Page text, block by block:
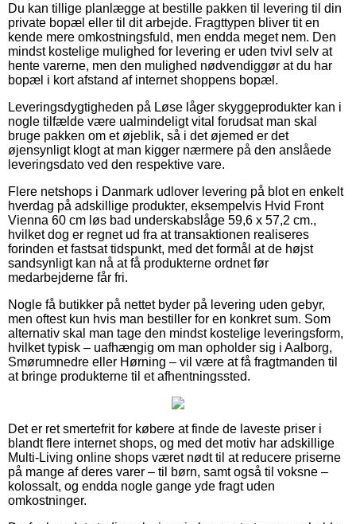
Du kan tillige planlægge at bestille pakken til levering til din
private bopæl eller til dit arbejde. Fragttypen bliver tit en
kende mere omkostningsfuld, men endda meget nem. Den
mindst kostelige mulighed for levering er uden tvivl selv at
hente varerne, men den mulighed nødvendiggør at du har
bopæl i kort afstand af internet shoppens bopæl.
Leveringsdygtigheden på Løse låger skyggeprodukter kan i
nogle tilfælde være ualmindeligt vital forudsat man skal
bruge pakken om et øjeblik, så i det øjemed er det
øjensynligt klogt at man kigger nærmere på den anslåede
leveringsdato ved den respektive vare.
Flere netshops i Danmark udlover levering på blot en enkelt
hverdag på adskillige produkter, eksempelvis Hvid Front
Vienna 60 cm løs bad underskabslåge 59,6 x 57,2 cm.,
hvilket dog er regnet ud fra at transaktionen realiseres
forinden et fastsat tidspunkt, med det formål at de højst
sandsynligt kan nå at få produkterne ordnet før
medarbejderne får fri.
Nogle få butikker på nettet byder på levering uden gebyr,
men oftest kun hvis man bestiller for en konkret sum. Som
alternativ skal man tage den mindst kostelige leveringsform,
hvilket typisk – uafhængig om man opholder sig i Aalborg,
Smørumnedre eller Hørning – vil være at få fragtmanden til
at bringe produkterne til et afhentningssted.
Det er ret smertefrit for købere at finde de laveste priser i
blandt flere internet shops, og med det motiv har adskillige
Multi-Living online shops været nødt til at reducere priserne
på mange af deres varer – til børn, samt også til voksne –
kolossalt, og endda nogle gange yde fragt uden
omkostninger.